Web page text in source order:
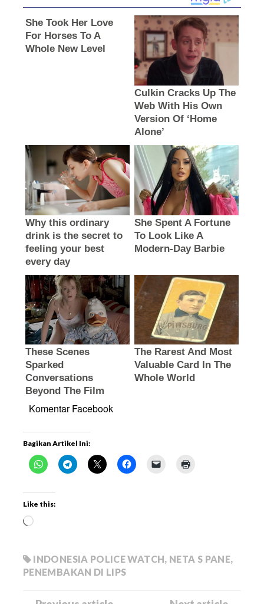
Komentar Facebook
Bagikan Artikel Ini:
Like this:
INDONESIA POLICE WATCH, NETA S PANE,
PENEMBAKAN DI LIPS